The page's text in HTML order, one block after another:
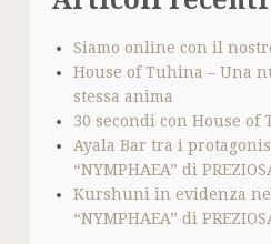
Siamo online con il
House of Tuhina – Una
stessa anima
30 secondi con House of
Ayala Bar tra i
“NYMPHAEA” di
Kurshuni in evidenza
“NYMPHAEA” di